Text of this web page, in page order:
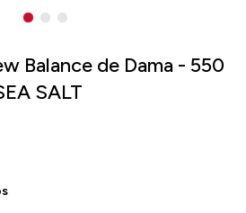
Balance de Dama - 550
SALT